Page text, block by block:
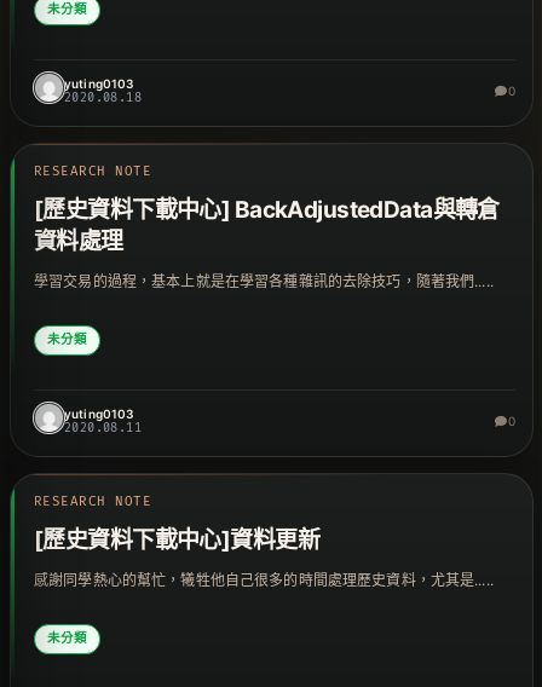
未分類
yuting0103
2020.08.18
0
RESEARCH NOTE
[歷史資料下載中心] BackAdjustedData與轉倉
資料處理
學習交易的過程，基本上就是在學習各種雜訊的去除技巧，隨著我們.....
未分類
yuting0103
2020.08.11
0
RESEARCH NOTE
[歷史資料下載中心]資料更新
感謝同學熱心的幫忙，犧牲他自己很多的時間處理歷史資料，尤其是.....
未分類